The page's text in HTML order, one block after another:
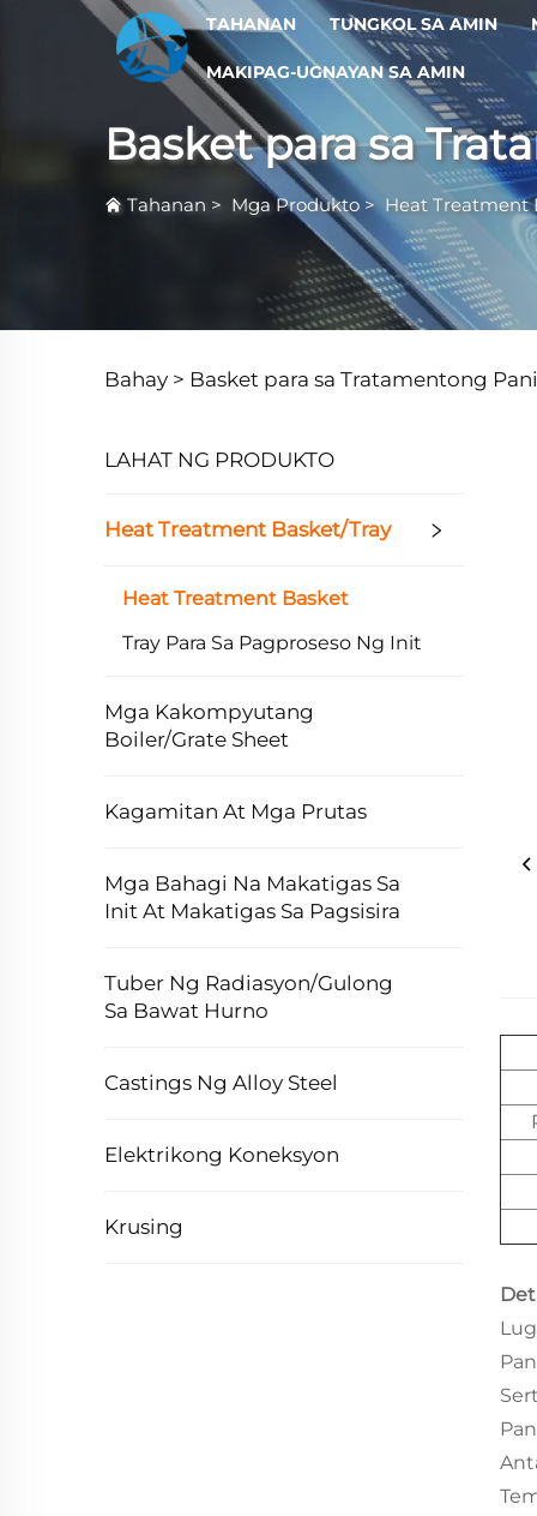
TAHANAN TUNGKOL SA AMIN
MAKIPAG-UGNAYAN SA AMIN
Basket para sa
Tahanan > Mga Produkto > Heat Treatment
Bahay > Basket para sa Tratamentong
LAHAT NG PRODUKTO
Heat Treatment Basket/Tray
Heat Treatment Basket
Tray Para Sa Pagproseso Ng Init
Mga Kakompyutang
Boiler/Grate Sheet
Kagamitan At Mga Prutas
Mga Bahagi Na Makatigas Sa
Init At Makatigas Sa Pagsisira
Tuber Ng Radiasyon/Gulong
Sa Bawat Hurno
Castings Ng Alloy Steel
Elektrikong Koneksyon
Krusing